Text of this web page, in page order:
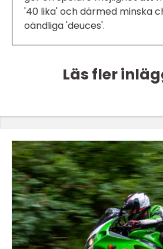
'40 lika' och därmed minska
oändliga 'deuces'.
Läs fler